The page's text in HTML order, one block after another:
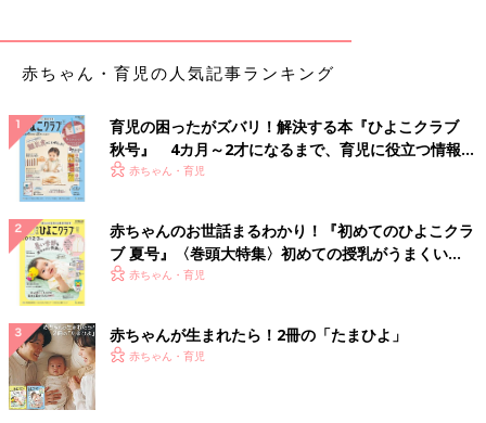
赤ちゃん・育児の人気記事ランキング
育児の困ったがズバリ！解決する本『ひよこクラブ
秋号』 4カ月～2才になるまで、育児に役立つ情報が
いっぱい！
赤ちゃん・育児
赤ちゃんのお世話まるわかり！『初めてのひよこクラ
ブ 夏号』〈巻頭大特集〉初めての授乳がうまくい
く！ おっぱい・ミルクの基本と夏のトラブル 解決テ
赤ちゃん・育児
赤ちゃんが生まれたら！2冊の「たまひよ」
赤ちゃん・育児